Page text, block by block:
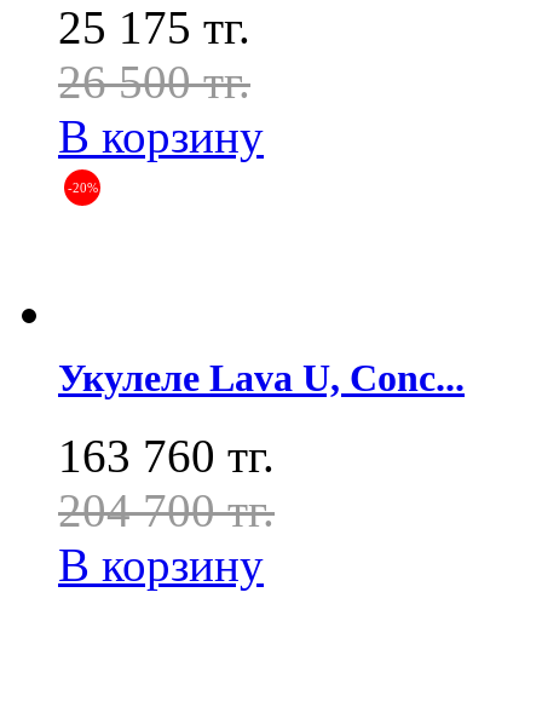
25 175 тг.
26 500 тг.
В корзину
-20%
Укулеле Lava U, Conc...
163 760 тг.
204 700 тг.
В корзину